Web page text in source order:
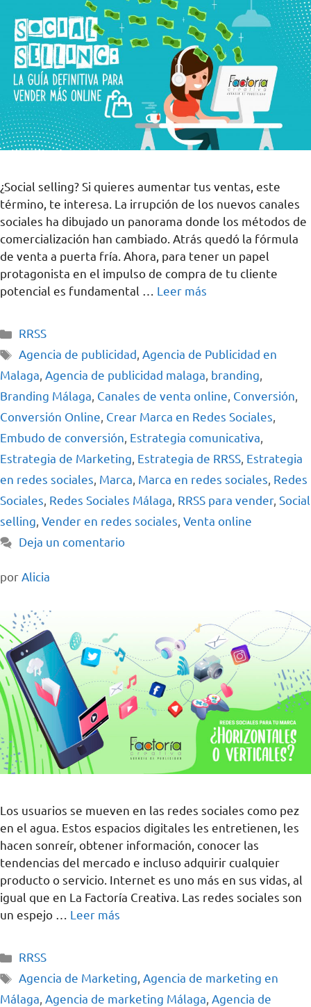
¿Social selling? Si quieres aumentar tus ventas, este
término, te interesa. La irrupción de los nuevos canales
sociales ha dibujado un panorama donde los métodos de
comercialización han cambiado. Atrás quedó la fórmula
de venta a puerta fría. Ahora, para tener un papel
protagonista en el impulso de compra de tu cliente
potencial es fundamental … Leer más
RRSS
Agencia de publicidad,Agencia de Publicidad en
Malaga, Agencia de publicidad malaga, branding,
Branding Málaga, Canales de venta online, Conversión,
Conversión Online, Crear Marca en Redes Sociales,
Embudo de conversión, Estrategia comunicativa,
Estrategia de Marketing, Estrategia de RRSS, Estrategia
en redes sociales, Marca, Marca en redes sociales, Redes
Sociales, Redes Sociales Málaga, RRSS para vender, Social
selling, Vender en redes sociales, Venta online
Deja un comentario
porAlicia
Los usuarios se mueven en las redes sociales como pez
en el agua. Estos espacios digitales les entretienen, les
hacen sonreír, obtener información, conocer las
tendencias del mercado e incluso adquirir cualquier
producto o servicio. Internet es uno más en sus vidas, al
igual que en La Factoría Creativa. Las redes sociales son
un espejo … Leer más
RRSS
Agencia de Marketing,Agencia de marketing en
Málaga, Agencia de marketing Málaga, Agencia de